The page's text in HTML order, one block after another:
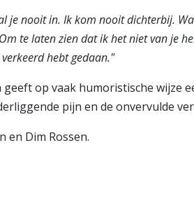
je nooit in. Ik kom nooit dichterbij.
te laten zien dat ik het niet van je
hebt gedaan."
op vaak humoristische wijze
pijn en de onvervulde
en Dim Rossen.